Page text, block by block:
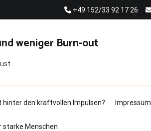
+49 152/33 92 17 26
weniger Burn-out
hinter den kraftvollen Impulsen? Impressum
starke Menschen